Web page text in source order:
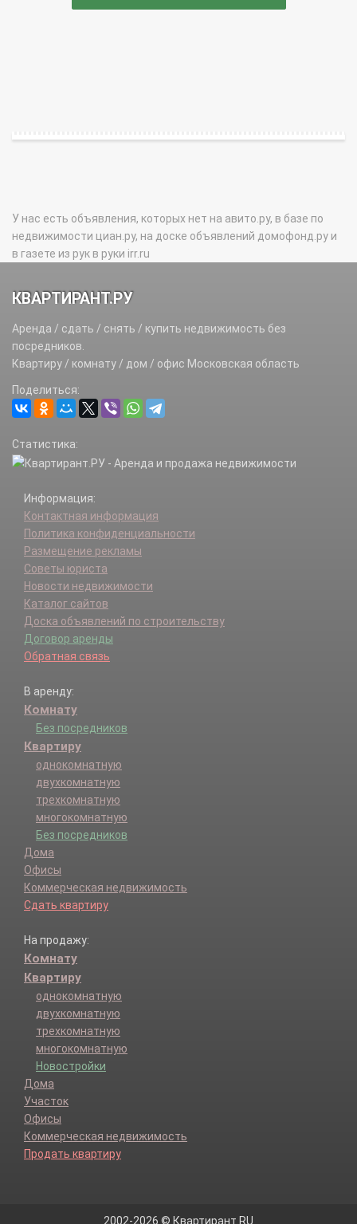
У нас есть объявления, которых нет на авито.ру, в базе по
недвижимости циан.ру, на доске объявлений домофонд.ру и
в газете из рук в руки irr.ru
КВАРТИРАНТ.РУ
Аренда / сдать / снять / купить недвижимость без
посредников.
Квартиру / комнату / дом / офис Московская область
Поделиться:
Статистика:
Информация:
Контактная информация
Политика конфиденциальности
Размещение рекламы
Советы юриста
Новости недвижимости
Каталог сайтов
Доска объявлений по строительству
Договор аренды
Обратная связь
В аренду:
Комнату
Без посредников
Квартиру
однокомнатную
двухкомнатную
трехкомнатную
многокомнатную
Без посредников
Дома
Офисы
Коммерческая недвижимость
Сдать квартиру
На продажу:
Комнату
Квартиру
однокомнатную
двухкомнатную
трехкомнатную
многокомнатную
Новостройки
Дома
Участок
Офисы
Коммерческая недвижимость
Продать квартиру
2002-2026 © Квартирант.RU